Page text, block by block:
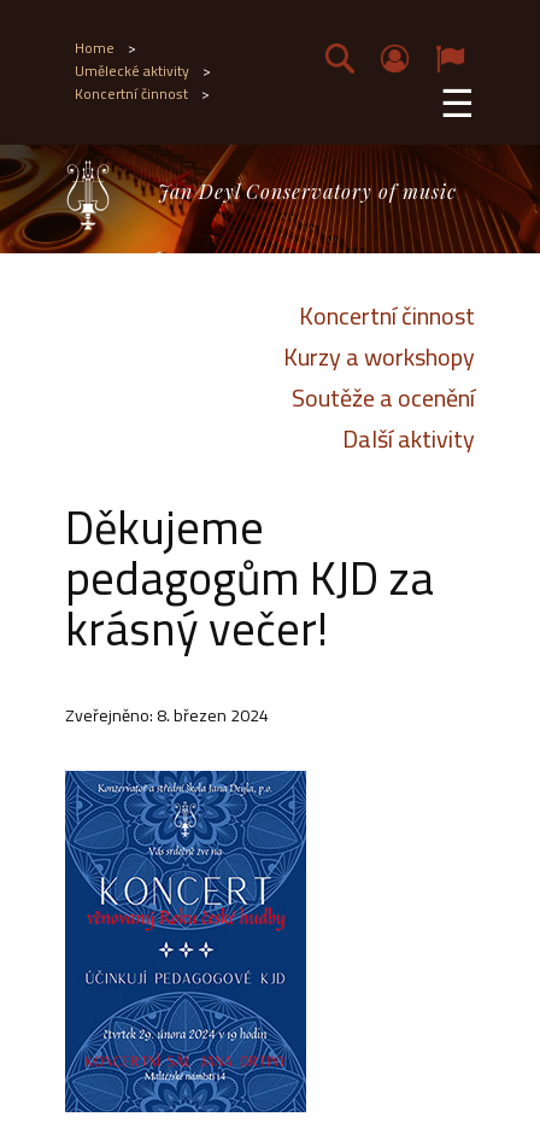
Home >
Umělecké aktivity >
Koncertní činnost > ☰
Jan Deyl Conservatory of music
Koncertní činnost
Kurzy a workshopy
Soutěže a ocenění
Další aktivity
Děkujeme
pedagogům KJD za
krásný večer!
Zveřejněno: 8. březen 2024